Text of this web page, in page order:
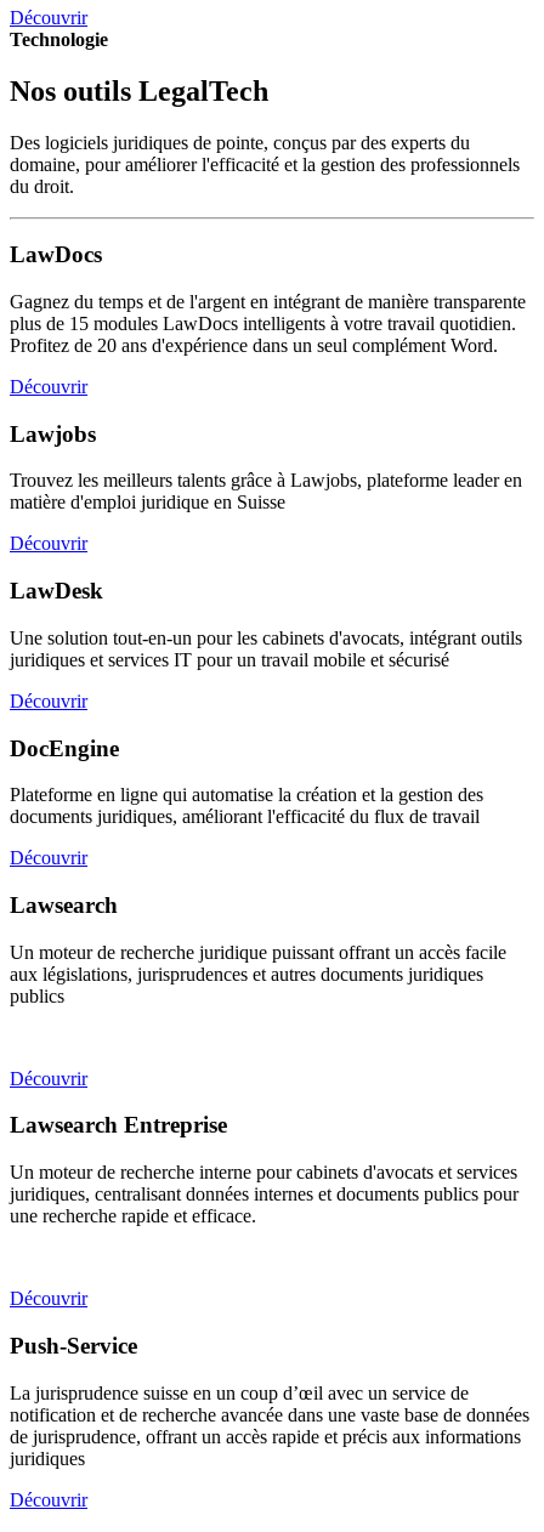
Découvrir
Technologie
Nos outils LegalTech
Des logiciels juridiques de pointe, conçus par des experts du
domaine, pour améliorer l'efficacité et la gestion des professionnels
du droit.
LawDocs
Gagnez du temps et de l'argent en intégrant de manière transparente
plus de 15 modules LawDocs intelligents à votre travail quotidien.
Profitez de 20 ans d'expérience dans un seul complément Word.
Découvrir
Lawjobs
Trouvez les meilleurs talents grâce à Lawjobs, plateforme leader en
matière d'emploi juridique en Suisse
Découvrir
LawDesk
Une solution tout-en-un pour les cabinets d'avocats, intégrant outils
juridiques et services IT pour un travail mobile et sécurisé
Découvrir
DocEngine
Plateforme en ligne qui automatise la création et la gestion des
documents juridiques, améliorant l'efficacité du flux de travail
Découvrir
Lawsearch
Un moteur de recherche juridique puissant offrant un accès facile
aux législations, jurisprudences et autres documents juridiques
publics
Découvrir
Lawsearch Entreprise
Un moteur de recherche interne pour cabinets d'avocats et services
juridiques, centralisant données internes et documents publics pour
une recherche rapide et efficace.
Découvrir
Push-Service
La jurisprudence suisse en un coup d’œil avec un service de
notification et de recherche avancée dans une vaste base de données
de jurisprudence, offrant un accès rapide et précis aux informations
juridiques
Découvrir